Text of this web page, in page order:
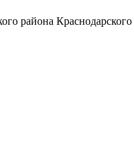
района Краснодарского